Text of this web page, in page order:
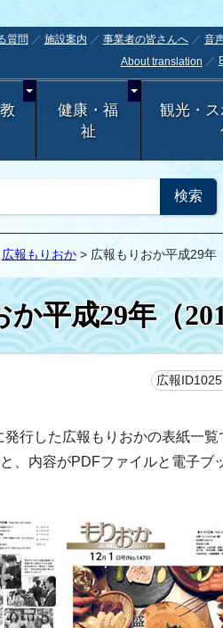
質問 施設案内 事業者の皆さんへ 音
About translation
健康・福
祉
観光・
広報もりおか> 広報もりおか平成29年
か平成29年（
広報
行した広報もりおかの表紙一覧
、内容がPDFファイルと電子ブ